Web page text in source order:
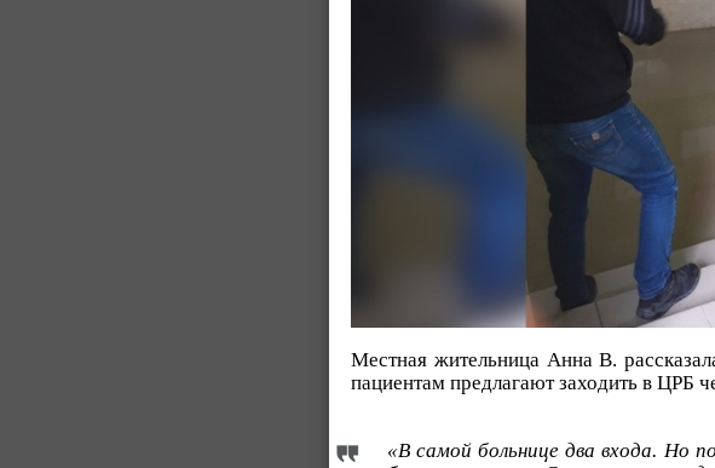
Местная жительница Анна В.
пациентам предлагают заходить в ЦРБ
«В самой больнице два входа. Но